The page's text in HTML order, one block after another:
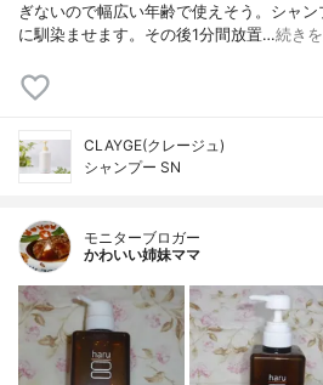
ぎないので幅広い年齢で使えそう。シャ
に馴染ませます。その後1分間放置…続き
CLAYGE(クレージュ)
シャンプー SN
モニターブロガー
かわいい姉妹ママ